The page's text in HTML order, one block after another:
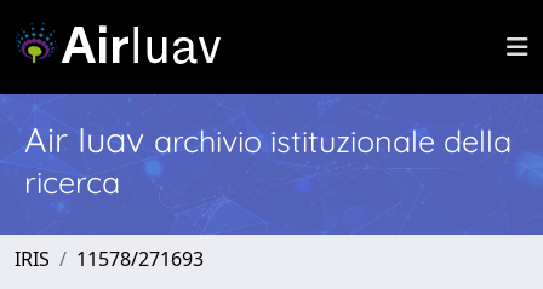
Air Iuav archivio istituzionale della
ricerca
IRIS 11578/271693